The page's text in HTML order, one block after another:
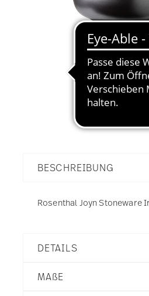
BESCHREIBUNG
Rosenthal Joyn Stoneware
DETAILS
MAßE